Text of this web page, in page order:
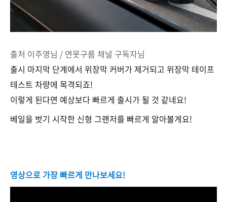
출처 이주영님 / 연못구름 채널 구독자님
출시 마지막 단계에서 위장막 커버가 제거되고 위장막 테이프
테스트 차량에 목격되죠!
이렇게 된다면 예상보다 빠르게 출시가 될 것 같네요!
베일을 벗기 시작한 신형 그랜저를 빠르게 알아볼게요!
영상으로 가장 빠르게 만나보세요!